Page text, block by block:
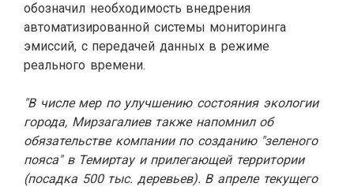
обозначил необходимость внедрения
автоматизированной системы мониторинга
эмиссий, с передачей данных в режиме
реального времени.
"В числе мер по улучшению состояния экологии
города, Мирзагалиев также напомнил об
обязательстве компании по созданию "зеленого
пояса" в Темиртау и прилегающей территории
(посадка 500 тыс. деревьев). В апреле текущего